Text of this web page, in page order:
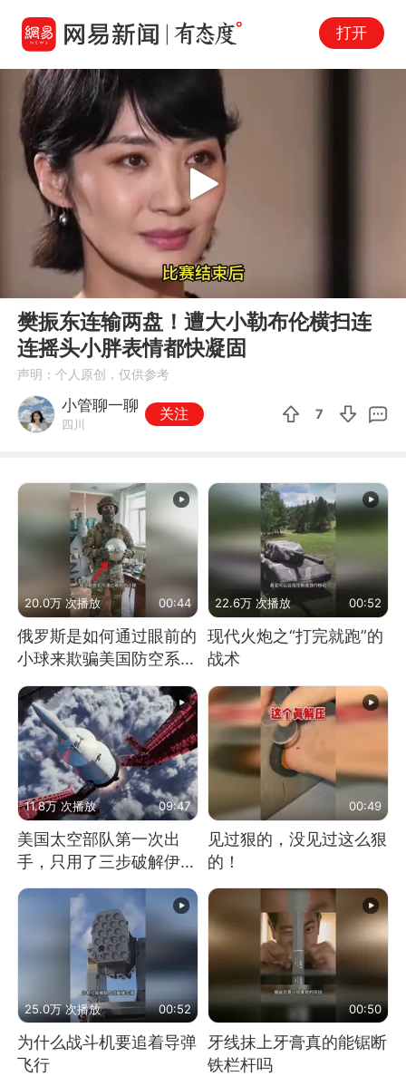
打开
Play
樊振东连输两盘！遭大小勒布伦横扫连
连摇头小胖表情都快凝固
声明：个人原创，仅供参考
小管聊一聊
四川
关注 7
20.0万 次播放 00:44
俄罗斯是如何通过眼前的
小球来欺骗美国防空系统
22.6万 次播放 00:52
现代火炮之“打完就跑”的
战术
11.8万 次播放 09:47
美国太空部队第一次出
手，只用了三步破解伊朗
防空
00:49
见过狠的，没见过这么狠
的！
25.0万 次播放 00:52
为什么战斗机要追着导弹
飞行
00:50
牙线抹上牙膏真的能锯断
铁栏杆吗